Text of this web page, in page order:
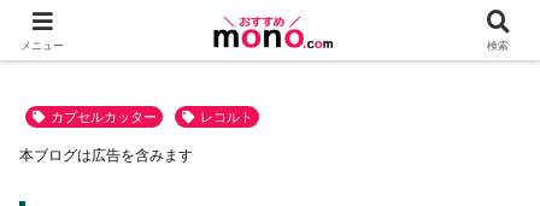
カプセルカッター レコルト
本ブログは広告を含みます
メニュー 検索